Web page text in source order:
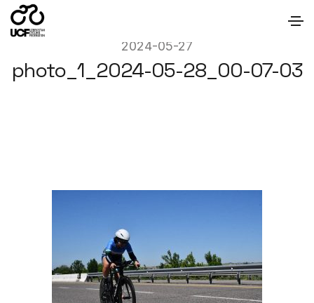
2024-05-27
photo_1_2024-05-28_00-07-03